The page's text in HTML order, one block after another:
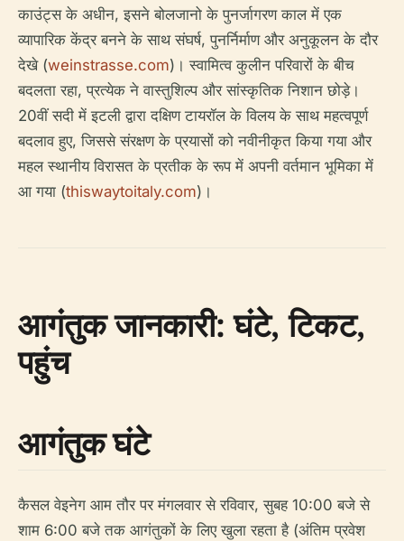
काउंट्स के अधीन, इसने बोलजानो के पुनर्जागरण काल में एक
व्यापारिक केंद्र बनने के साथ संघर्ष, पुनर्निर्माण और अनुकूलन के दौर
देखे (weinstrasse.com)। स्वामित्व कुलीन परिवारों के बीच
बदलता रहा, प्रत्येक ने वास्तुशिल्प और सांस्कृतिक निशान छोड़े।
20वीं सदी में इटली द्वारा दक्षिण टायरॉल के विलय के साथ महत्वपूर्ण
बदलाव हुए, जिससे संरक्षण के प्रयासों को नवीनीकृत किया गया और
महल स्थानीय विरासत के प्रतीक के रूप में अपनी वर्तमान भूमिका में
आ गया (thiswaytoitaly.com)।
आगंतुक जानकारी: घंटे, टिकट,
पहुंच
आगंतुक घंटे
कैसल वेइनेग आम तौर पर मंगलवार से रविवार, सुबह 10:00 बजे से
शाम 6:00 बजे तक आगंतुकों के लिए खुला रहता है (अंतिम प्रवेश